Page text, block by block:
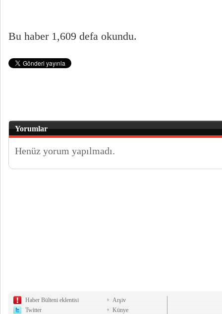
Bu haber 1,609 defa okundu.
Yorumlar
Henüz yorum yapılmadı.
Haber Bülteni eklentisi
Twitter
Arşiv
Künye